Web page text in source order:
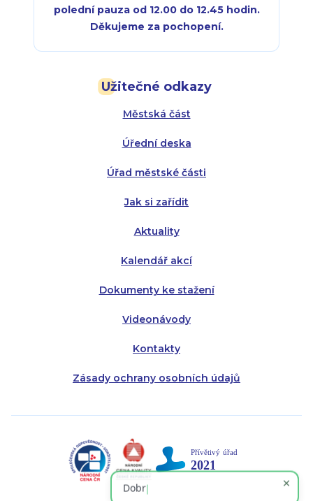
Užitečné odkazy
Městská část
Úřední deska
Úřad městské části
Jak si zařídit
Aktuality
Kalendář akcí
Dokumenty ke stažení
Videonávody
Kontakty
Zásady ochrany osobních údajů
polední pauza od 12.00 do 12.45 hodin.
Děkujeme za pochopení.
Úterý:
Středa:
Čtvrtek:
Pátek:
Úterý:
Středa:
Čtvrtek: